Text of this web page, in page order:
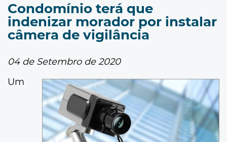
Condomínio terá que
indenizar morador por instalar
câmera de vigilância
04 de Setembro de 2020
Um